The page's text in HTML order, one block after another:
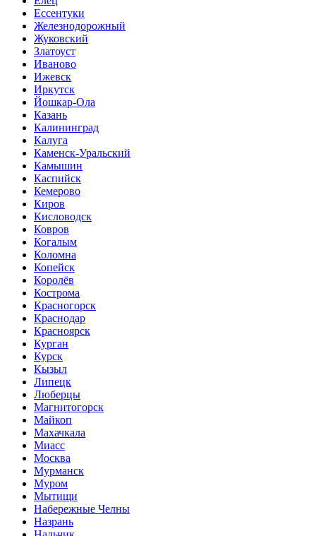
Ессентуки
Железнодорожный
Жуковский
Златоуст
Иваново
Ижевск
Иркутск
Йошкар-Ола
Казань
Калининград
Калуга
Каменск-Уральский
Камышин
Каспийск
Кемерово
Киров
Кисловодск
Ковров
Когалым
Коломна
Копейск
Королёв
Кострома
Красногорск
Краснодар
Красноярск
Курган
Курск
Кызыл
Липецк
Люберцы
Магнитогорск
Майкоп
Махачкала
Миасс
Москва
Мурманск
Муром
Мытищи
Набережные Челны
Назрань